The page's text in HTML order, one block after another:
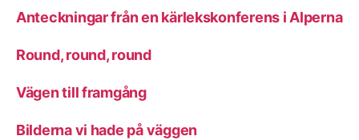
Anteckningar från en kärlekskonferens i Alperna
Round, round, round
Vägen till framgång
Bilderna vi hade på väggen